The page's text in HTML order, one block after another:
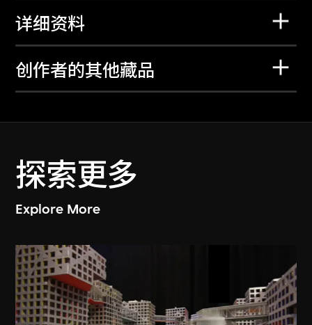
详细资料
创作者的其他藏品
探索更多
Explore More